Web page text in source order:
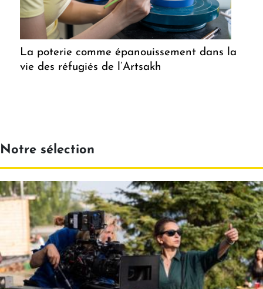
La poterie comme épanouissement dans la
vie des réfugiés de l’Artsakh
Notre sélection